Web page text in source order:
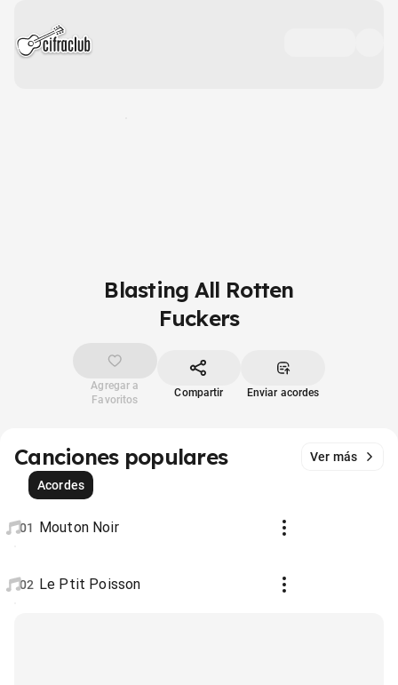
Blasting All Rotten
Fuckers
Agregar a
Favoritos
Compartir Enviar acordes
Canciones populares
Ver más
Acordes
01 Mouton Noir
02 Le Ptit Poisson